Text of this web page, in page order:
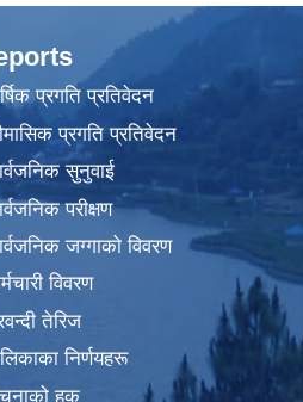
प्रगति प्रतिवेदन
प्रगति प्रतिवेदन
सुनुवाई
परीक्षण
जग्गाको विवरण
विवरण
तेरिज
निर्णयहरू
हक